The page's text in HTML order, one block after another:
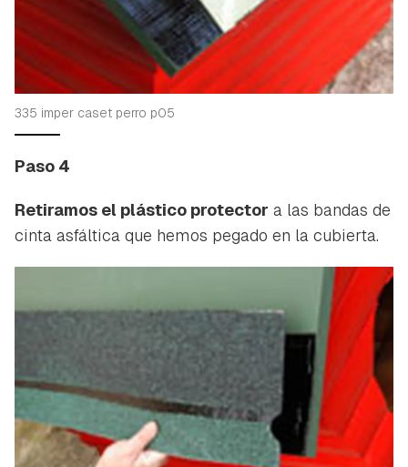
335 imper caset perro p05
Paso 4
Retiramos el plástico protector a las bandas de
cinta asfáltica que hemos pegado en la cubierta.